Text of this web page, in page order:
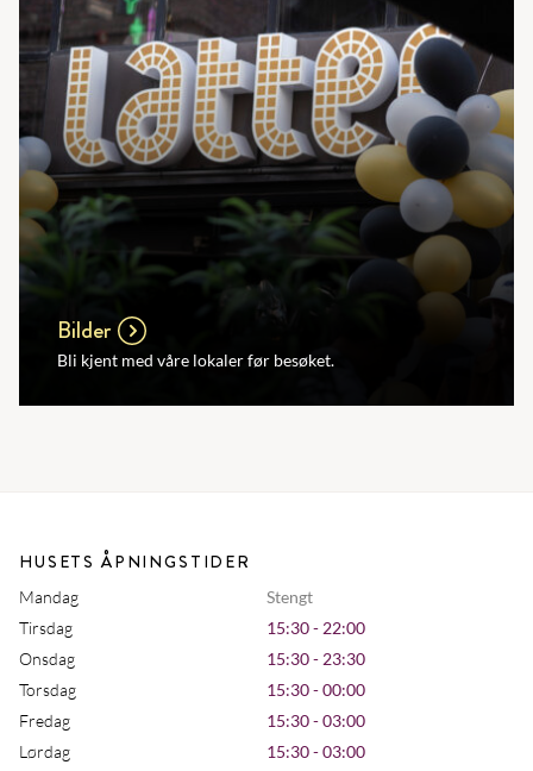
Bilder
Bli kjent med våre lokaler før besøket.
HUSETS ÅPNINGSTIDER
Mandag
Stengt
Tirsdag
15:30 - 22:00
Onsdag
15:30 - 23:30
Torsdag
15:30 - 00:00
Fredag
15:30 - 03:00
Lørdag
15:30 - 03:00